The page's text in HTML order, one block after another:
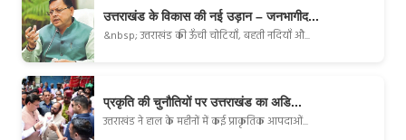
उत्तराखंड के विकास की नई उड़ान – जनभागीद...
&nbsp; उत्तराखंड की ऊँची चोटियाँ, बहती नदियाँ औ...
प्रकृति की चुनौतियों पर उत्तराखंड का अडि...
उत्तराखंड ने हाल के महीनों में कई प्राकृतिक आपदाओं...